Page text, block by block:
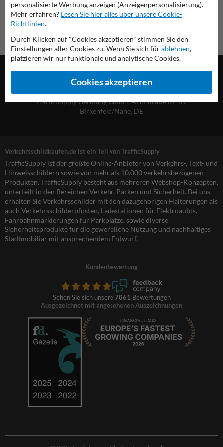
TrafficSupply Germany GmbH,Achtstraße 67-69,
Birkenfeld/Nahe, DE
Verkehrsschildkaufen.de ist ein Teil von TrafficSupply
TrafficSupply ist der größte Online-Anbieter von Verkehrs-, Text- und
Hinweisschildern sowie von mehr als 10.000 verkehrsbezogenen
Produkten. TrafficSupply besteht aus mehreren Webshop-Konzepten,
unterteilt in den Bereichen Verkehr, Parken und Sicherheit. Bei uns
erhalten Sie Verkehrsschilder mit den dazugehörigen Halterungen als
auch Verkehrsschilderpfosten, Ladestationen für Elektroautos,
Fahrbahnmarkierungen für Parkplätze, sowie diverse
Sicherheitsprodukte für die gewerbliche Nutzung und nachhaltiges
Stadtmobiliar mit ansprechendem Entwurf.
Kundenbewertung
Sehen Sie sich unsere 7061 Bewertungen
Ausgezeichnet mit angesehenen Auszeichnungen
personalisierte Werbung anzeigen (Anzeigenpersonalisierung).
Mehr erfahren? Lesen Sie hier alles über unsere Cookie-
Richtlinien.
Durch Klicken auf "Cookies akzeptieren" stimmen Sie den
Einstellungen aller Cookies zu. Wenn Sie sich fürablehnen,
platzieren wir nur funktionale und analytische Cookies.
Cookies akzeptieren